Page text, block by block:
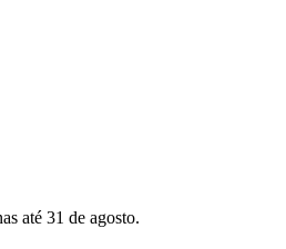
até 31 de agosto.